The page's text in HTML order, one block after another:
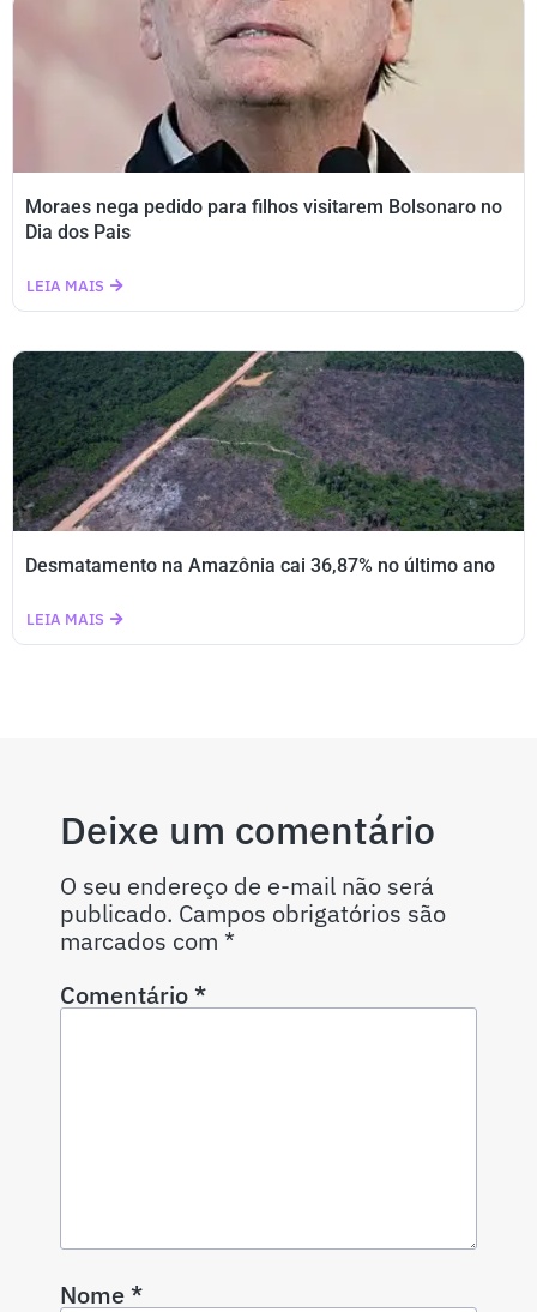
Moraes nega pedido para filhos visitarem Bolsonaro no
Dia dos Pais
LEIA MAIS
Desmatamento na Amazônia cai 36,87% no último ano
LEIA MAIS
Deixe um comentário
O seu endereço de e-mail não será
publicado. Campos obrigatórios são
marcados com *
Comentário*
Nome*